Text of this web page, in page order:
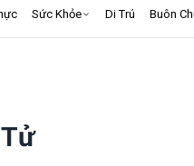
Sức Khỏe Di Trú Buôn